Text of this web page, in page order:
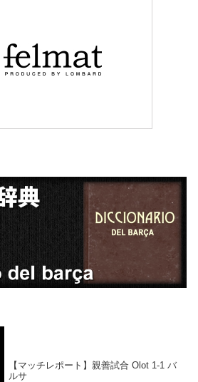
【マッチレポート】親善試合 Olot 1-1 バ
ルサ